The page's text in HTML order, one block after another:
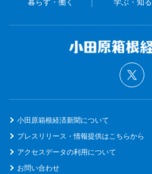
小田原箱根経済新聞について
プレスリリース・情報提供はこちらから
アクセスデータの利用について
お問い合わせ